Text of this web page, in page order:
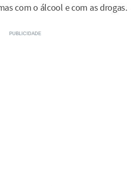
com o álcool e com as drogas.